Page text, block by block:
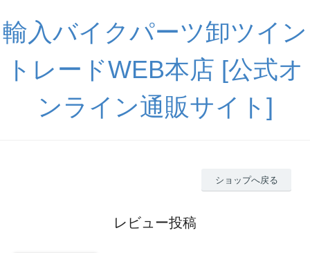
輸入バイクパーツ卸ツイン
トレードWEB本店 [公式オ
ンライン通販サイト]
ショップへ戻る
レビュー投稿